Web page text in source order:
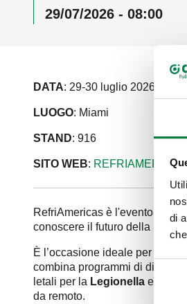
di
29/07/2026 - 08:00
DATA: 29-30 luglio 2026
LUOGO: Miami
STAND: 916
SITO WEB: REFRIAMERICAS
RefriAmericas è l'evento
conoscere il futuro della
È l’occasione ideale per
combina programmi di
letali per la Legionella e,
da remoto.